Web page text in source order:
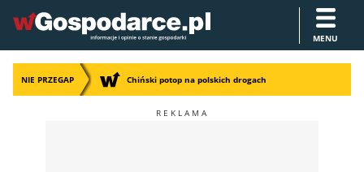
MENU
NIE PRZEGAP Chiński potop na polskich drogach